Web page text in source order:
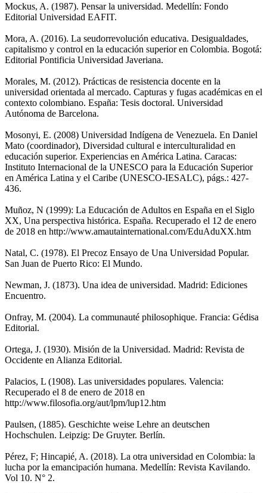
Mockus, A. (1987). Pensar la universidad. Medellín: Fondo
Editorial Universidad EAFIT.
Mora, A. (2016). La seudorrevolución educativa. Desigualdades,
capitalismo y control en la educación superior en Colombia. Bogotá:
Editorial Pontificia Universidad Javeriana.
Morales, M. (2012). Prácticas de resistencia docente en la
universidad orientada al mercado. Capturas y fugas académicas en el
contexto colombiano. España: Tesis doctoral. Universidad
Autónoma de Barcelona.
Mosonyi, E. (2008) Universidad Indígena de Venezuela. En Daniel
Mato (coordinador), Diversidad cultural e interculturalidad en
educación superior. Experiencias en América Latina. Caracas:
Instituto Internacional de la UNESCO para la Educación Superior
en América Latina y el Caribe (UNESCO-IESALC), págs.: 427-
436.
Muñoz, N (1999): La Educación de Adultos en España en el Siglo
XX, Una perspectiva histórica. España. Recuperado el 12 de enero
de 2018 en http://www.amautainternational.com/EduAduXX.htm
Natal, C. (1978). El Precoz Ensayo de Una Universidad Popular.
San Juan de Puerto Rico: El Mundo.
Newman, J. (1873). Una idea de universidad. Madrid: Ediciones
Encuentro.
Onfray, M. (2004). La communauté philosophique. Francia: Gédisa
Editorial.
Ortega, J. (1930). Misión de la Universidad. Madrid: Revista de
Occidente en Alianza Editorial.
Palacios, L (1908). Las universidades populares. Valencia:
Recuperado el 8 de enero de 2018 en
http://www.filosofia.org/aut/lpm/lup12.htm
Paulsen, (1885). Geschichte weise Lehre an deutschen
Hochschulen. Leipzig: De Gruyter. Berlín.
Pérez, F; Hincapié, A. (2018). La otra universidad en Colombia: la
lucha por la emancipación humana. Medellín: Revista Kavilando.
Vol 10. N° 2.